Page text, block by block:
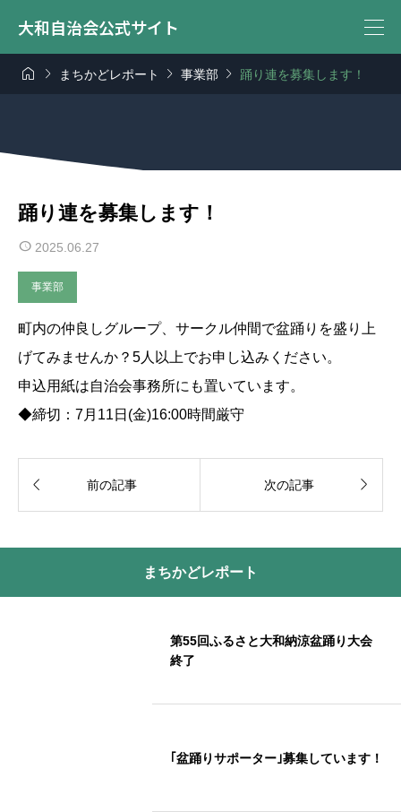
大和自治会公式サイト
  まちかどレポート  事業部  踊り連を募集します！
踊り連を募集します！
2025.06.27
事業部
町内の仲良しグループ、サークル仲間で盆踊りを盛り上
げてみませんか？5人以上でお申し込みください。
申込用紙は自治会事務所にも置いています。
◆締切：7月11日(金)16:00時間厳守
 前の記事 次の記事 
まちかどレポート
第55回ふるさと大和納涼盆踊り大会
終了
｢盆踊りサポーター｣募集しています！